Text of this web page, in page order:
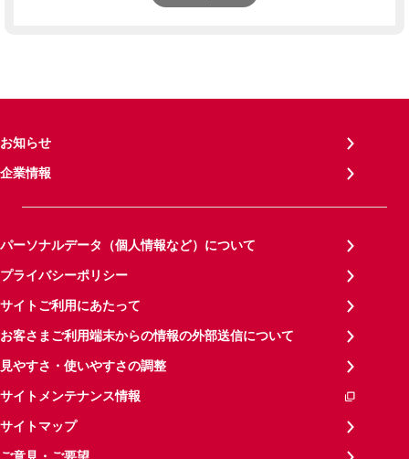
お知らせ
企業情報
パーソナルデータ（個人情報など）について
プライバシーポリシー
サイトご利用にあたって
お客さまご利用端末からの情報の外部送信について
見やすさ・使いやすさの調整
サイトメンテナンス情報
サイトマップ